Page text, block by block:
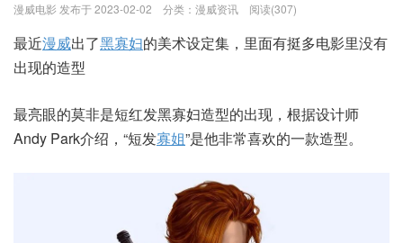
漫威电影 发布于 2023-02-02 分类： 漫威资讯 阅读(307)
最近漫威出了黑寡妇的美术设定集，里面有挺多电影里没有
出现的造型
最亮眼的莫非是短红发黑寡妇造型的出现，根据设计师
Andy Park介绍，“短发寡姐”是他非常喜欢的一款造型。